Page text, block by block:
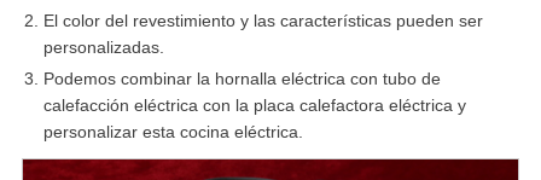
El color del revestimiento y las características pueden ser
personalizadas.
Podemos combinar la hornalla eléctrica con tubo de
calefacción eléctrica con la placa calefactora eléctrica y
personalizar esta cocina eléctrica.